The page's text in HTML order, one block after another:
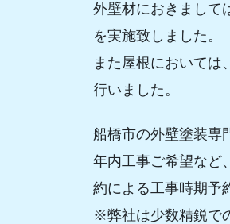
外壁材におきまして
を実施致しました。
また屋根においては
行いました。
船橋市の外壁塗装専
年内工事ご希望など
約による工事時期予
※弊社は少数精鋭で